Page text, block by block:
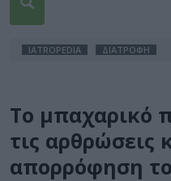
IATROPEDIA ΔΙΑΤΡΟΦΗ
Το μπαχαρικό
τις αρθρώσεις
απορρόφηση